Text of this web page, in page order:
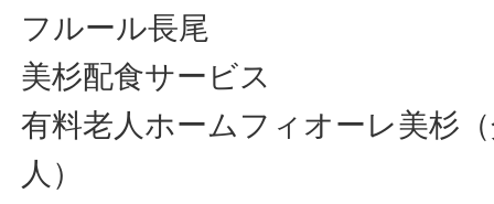
フルール長尾
美杉配食サービス
有料老人ホームフィオーレ美杉
人）